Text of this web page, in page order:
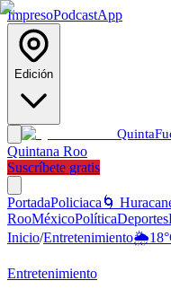
ImpresoPodcastApp
Edición
Quinta
Quintana Roo
Suscríbete gratis
PortadaPoliciaca 🌀
RooMéxicoPolíticaDeportes
Inicio/Entretenimiento🌦️18
Entretenimiento